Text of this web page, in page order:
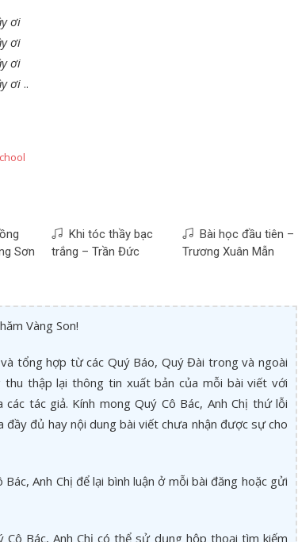
ơi
ơi
ơi
ơi ..
Sơn
Khi tóc thầy bạc
trắng – Trần Đức
Bài học đầu tiên –
Trương Xuân Mẫn
Vàng Son!
tổng hợp từ các Quý Báo, Quý Đài trong và ngoài
thu thập lại thông tin xuất bản của mỗi bài viết với
tác giả. Kính mong Quý Cô Bác, Anh Chị thứ lỗi
đủ hay nội dung bài viết chưa nhận được sự cho
Anh Chị để lại bình luận ở mỗi bài đăng hoặc gửi
Bác, Anh Chị có thể sử dụng hộp thoại tìm kiếm